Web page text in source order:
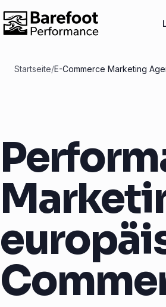
Startseite/E-Commerce Marketing